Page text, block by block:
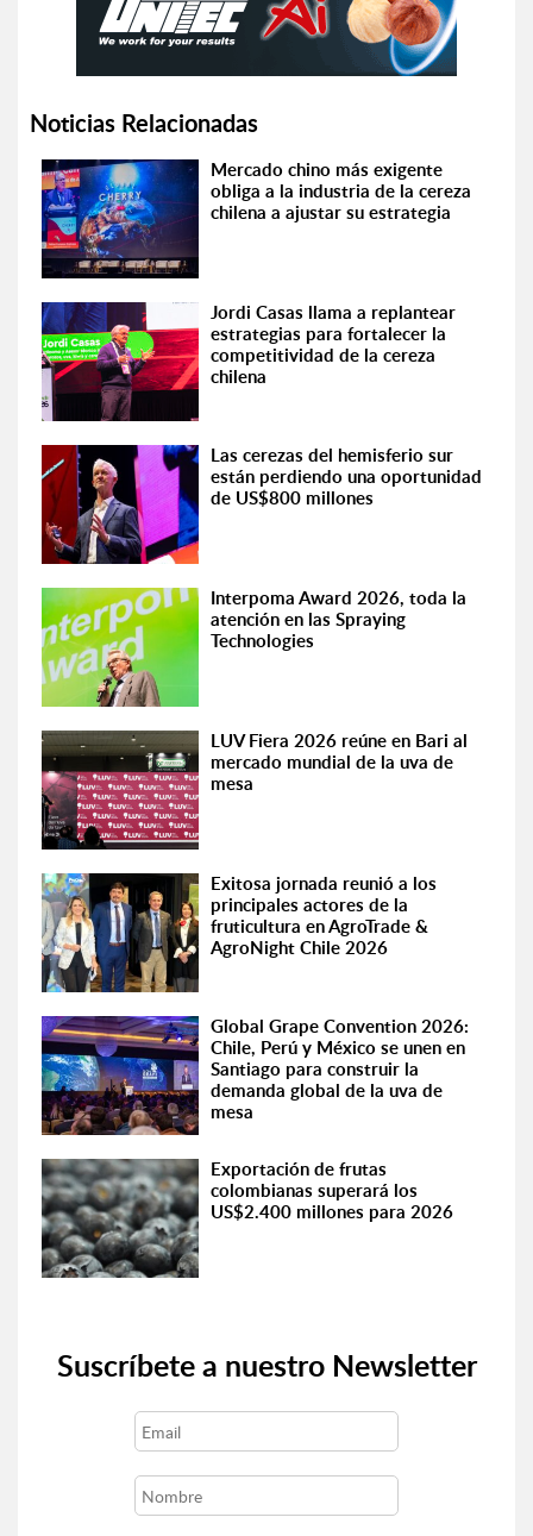
Noticias Relacionadas
Mercado chino más exigente
obliga a la industria de la cereza
chilena a ajustar su estrategia
Jordi Casas llama a replantear
estrategias para fortalecer la
competitividad de la cereza
chilena
Las cerezas del hemisferio sur
están perdiendo una oportunidad
de US$800 millones
Interpoma Award 2026, toda la
atención en las Spraying
Technologies
LUV Fiera 2026 reúne en Bari al
mercado mundial de la uva de
mesa
Exitosa jornada reunió a los
principales actores de la
fruticultura en AgroTrade &
AgroNight Chile 2026
Global Grape Convention 2026:
Chile, Perú y México se unen en
Santiago para construir la
demanda global de la uva de
mesa
Exportación de frutas
colombianas superará los
US$2.400 millones para 2026
Suscríbete a nuestro Newsletter